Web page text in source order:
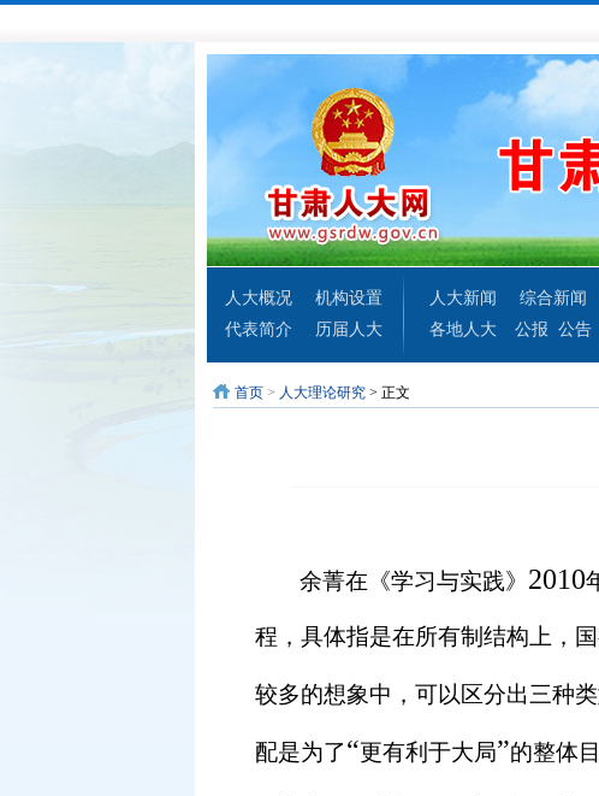
人大概况
机构设置
代表简介
历届人大
人大新闻
综合新闻
各地人大
公报 公告
首页 > 人大理论研究 > 正文
余菁在《学习与实践》 2010
程，具体指是在所有制结构上，
较多的想象中，可以区分出三种
配是为了“更有利于大局”的整体